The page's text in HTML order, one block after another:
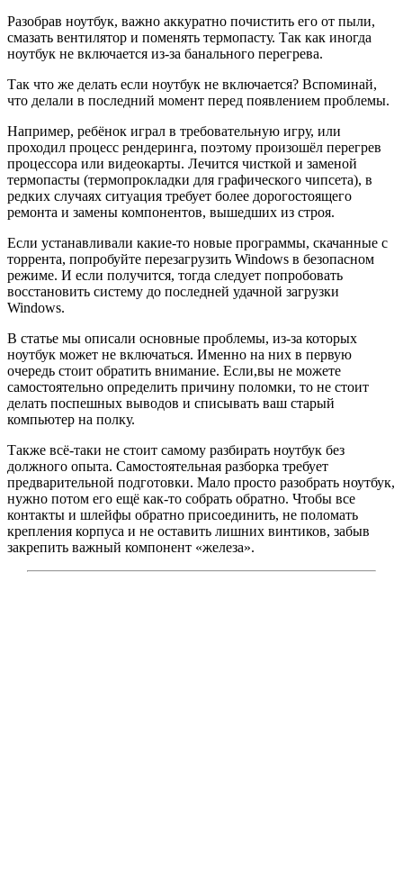
Разобрав ноутбук, важно аккуратно почистить его от пыли,
смазать вентилятор и поменять термопасту. Так как иногда
ноутбук не включается из-за банального перегрева.
Так что же делать если ноутбук не включается? Вспоминай,
что делали в последний момент перед появлением проблемы.
Например, ребёнок играл в требовательную игру, или
проходил процесс рендеринга, поэтому произошёл перегрев
процессора или видеокарты. Лечится чисткой и заменой
термопасты (термопрокладки для графического чипсета), в
редких случаях ситуация требует более дорогостоящего
ремонта и замены компонентов, вышедших из строя.
Если устанавливали какие-то новые программы, скачанные с
торрента, попробуйте перезагрузить Windows в безопасном
режиме. И если получится, тогда следует попробовать
восстановить систему до последней удачной загрузки
Windows.
В статье мы описали основные проблемы, из-за которых
ноутбук может не включаться. Именно на них в первую
очередь стоит обратить внимание. Если,вы не можете
самостоятельно определить причину поломки, то не стоит
делать поспешных выводов и списывать ваш старый
компьютер на полку.
Также всё-таки не стоит самому разбирать ноутбук без
должного опыта. Самостоятельная разборка требует
предварительной подготовки. Мало просто разобрать ноутбук,
нужно потом его ещё как-то собрать обратно. Чтобы все
контакты и шлейфы обратно присоединить, не поломать
крепления корпуса и не оставить лишних винтиков, забыв
закрепить важный компонент «железа».